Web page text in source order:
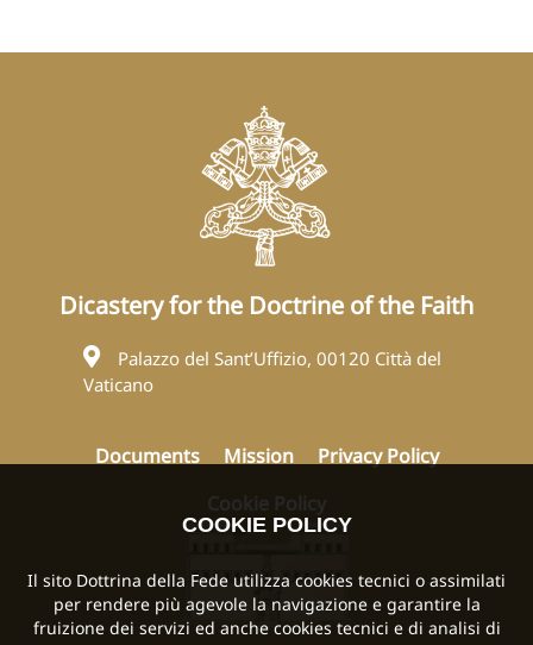
Dicastery for the Doctrine of the Faith
Palazzo del Sant’Uffizio, 00120 Città del
Vaticano
Documents Mission
Privacy Policy
Cookie Policy
COOKIE POLICY
Il sito Dottrina della Fede utilizza cookies tecnici o assimilati
per rendere più agevole la navigazione e garantire la
fruizione dei servizi ed anche cookies tecnici e di analisi di